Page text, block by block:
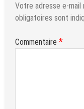
Votre adresse e-mail
obligatoires sont
Commentaire *